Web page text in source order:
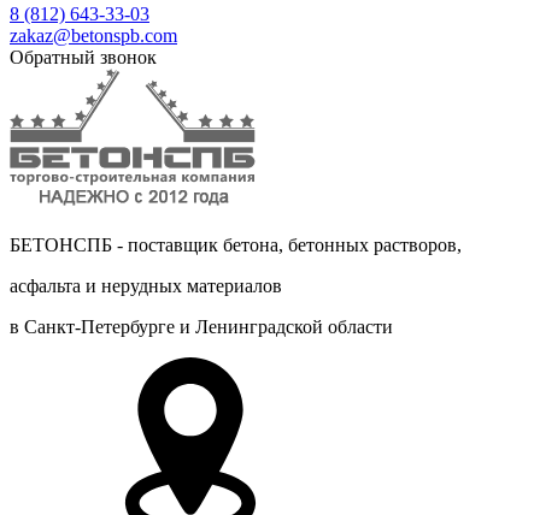
8 (812) 643-33-03
zakaz@betonspb.com
Обратный звонок
БЕТОНСПБ - поставщик бетона, бетонных растворов,
асфальта и нерудных материалов
в Санкт-Петербурге и Ленинградской области